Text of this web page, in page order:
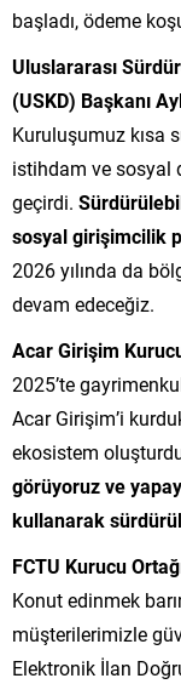
başladı, ödeme
Uluslararası
(USKD) Başkanı
Kuruluşumuz kısa
istihdam ve sosyal
geçirdi.
sosyal girişimcilik
2026 yılında da
devam edeceğiz.
Acar Girişim
2025’te
Acar Girişim’i
ekosistem
görüyoruz ve
kullanarak
FCTU Kurucu
Konut edinmek
müşterilerimizle
Elektronik İlan